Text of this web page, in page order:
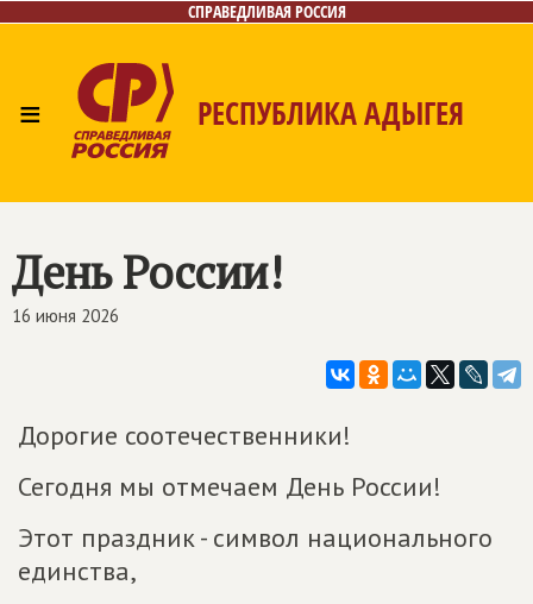
СПРАВЕДЛИВАЯ РОССИЯ
≡ РЕСПУБЛИКА АДЫГЕЯ
Контакты
День России!
16 июня 2026
Дорогие соотечественники!
Сегодня мы отмечаем День России!
Этот праздник - символ национального
единства,